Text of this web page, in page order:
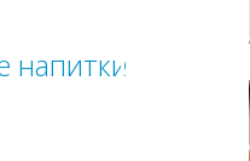
напитки